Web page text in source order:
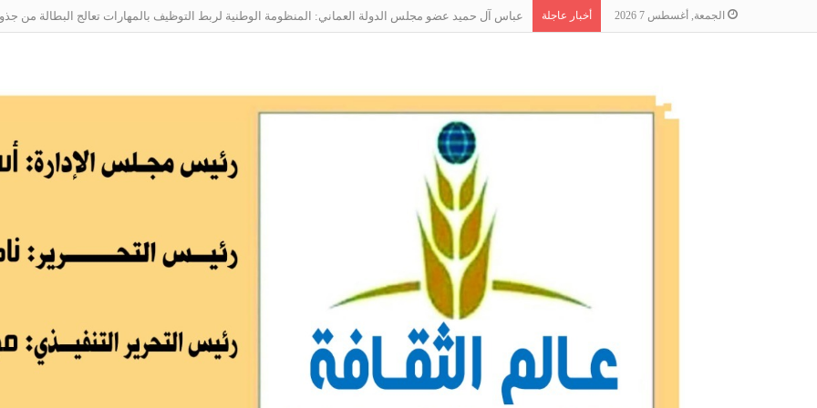
الجمعة, أغسطس 7 2026 أخبار عاجلة عباس آل حميد عضو مجلس الدولة العماني: المنظومة الوطنية لربط التوظيف بالمهارات تعالج البطالة من